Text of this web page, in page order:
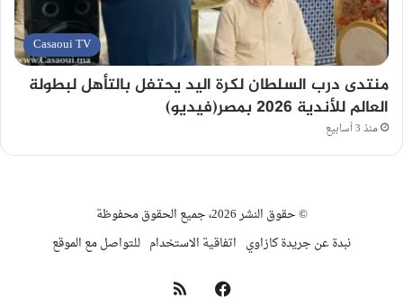
Casaoui TV
منتدى درب السلطان لكرة اليد يحتفل بالتأهل لبطولة
العالم للأندية 2026 بمصر(فيديو)
منذ 3 أسابيع
© حقوق النشر 2026، جميع الحقوق محفوظة
نبدة عن جريدة كازاوي اتفاقية الاستخدام للتواصل مع الموقع
فيسبوك